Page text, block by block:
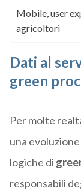
Mobile, user
agricoltori
Dati al
green
Per molte
una
logiche di
responsabili